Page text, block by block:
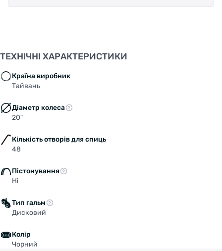
ТЕХНІЧНІ ХАРАКТЕРИСТИКИ
Країна виробник
Тайвань
Діаметр колеса
20"
Кількість отворів для спиць
48
Пістонування
Ні
Тип гальм
Дисковий
Колір
Чорний